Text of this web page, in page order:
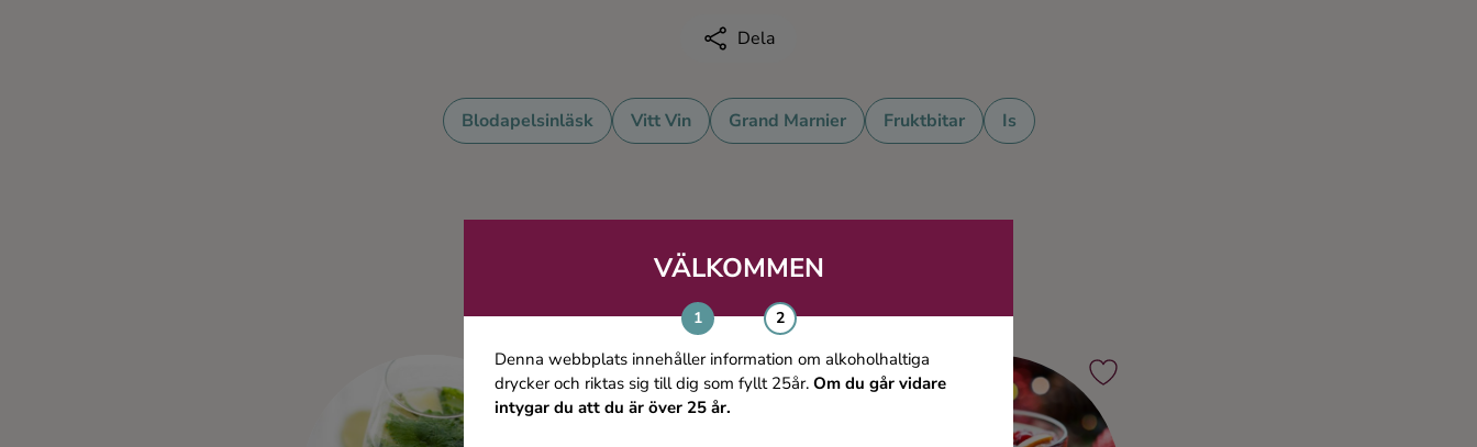
VÄLKOMMEN
Denna webbplats innehåller information om alkoholhaltiga
drycker och riktas sig till dig som fyllt 25år. Om du går vidare
intygar du att du är över 25 år.
Dela
Blodapelsinläsk Vitt Vin Grand Marnier Fruktbitar Is
Du kanske även gillar